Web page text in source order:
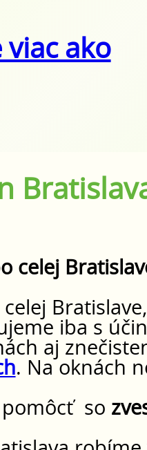
viac ako
celej
iba s
aj
. Na oknách
pomôcť so